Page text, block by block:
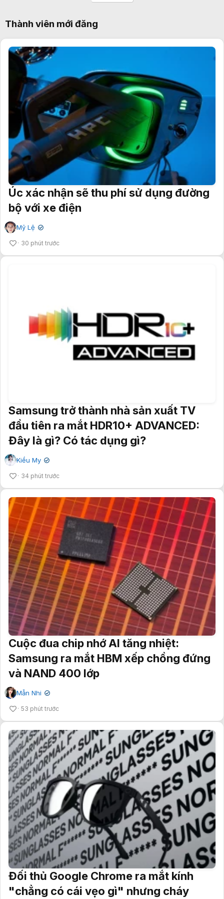
Thành viên mới đăng
Úc xác nhận sẽ thu phí sử dụng đường
bộ với xe điện
Mỹ Lệ ✔
30 phút trước
Samsung trở thành nhà sản xuất TV
đầu tiên ra mắt HDR10+ ADVANCED:
Đây là gì? Có tác dụng gì?
Kiều My ✔
34 phút trước
Cuộc đua chip nhớ AI tăng nhiệt:
Samsung ra mắt HBM xếp chồng đứng
và NAND 400 lớp
Mẫn Nhi ✔
53 phút trước
Đối thủ Google Chrome ra mắt kính
"chẳng có cái vẹo gì" nhưng cháy